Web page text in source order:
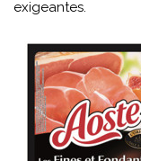
exigeantes.